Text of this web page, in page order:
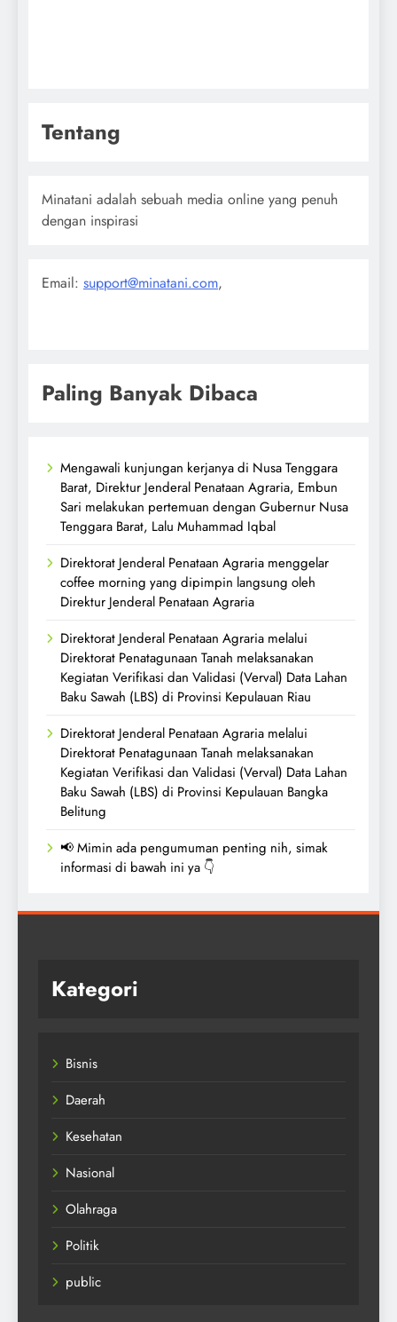
Tentang
Minatani adalah sebuah media online yang penuh
dengan inspirasi
Email: support@minatani.com,
Paling Banyak Dibaca
Mengawali kunjungan kerjanya di Nusa Tenggara
Barat, Direktur Jenderal Penataan Agraria, Embun
Sari melakukan pertemuan dengan Gubernur Nusa
Tenggara Barat, Lalu Muhammad Iqbal
Direktorat Jenderal Penataan Agraria menggelar
coffee morning yang dipimpin langsung oleh
Direktur Jenderal Penataan Agraria
Direktorat Jenderal Penataan Agraria melalui
Direktorat Penatagunaan Tanah melaksanakan
Kegiatan Verifikasi dan Validasi (Verval) Data Lahan
Baku Sawah (LBS) di Provinsi Kepulauan Riau
Direktorat Jenderal Penataan Agraria melalui
Direktorat Penatagunaan Tanah melaksanakan
Kegiatan Verifikasi dan Validasi (Verval) Data Lahan
Baku Sawah (LBS) di Provinsi Kepulauan Bangka
Belitung
📢 Mimin ada pengumuman penting nih, simak
informasi di bawah ini ya 👇
Kategori
Bisnis
Daerah
Kesehatan
Nasional
Olahraga
Politik
public